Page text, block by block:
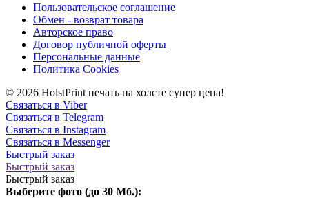
Пользовательское соглашение
Обмен - возврат товара
Авторское право
Договор публичной оферты
Персональные данные
Политика Cookies
© 2026 HolstPrint печать на холсте супер цена!
Связаться в Viber
Связаться в Telegram
Связаться в Instagram
Связаться в Messenger
Быстрый заказ
Быстрый заказ
Быстрый заказ
Выберите фото (до 30 Мб.):